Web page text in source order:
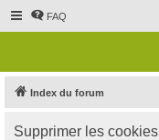
FAQ
Index du forum
Supprimer les cookies